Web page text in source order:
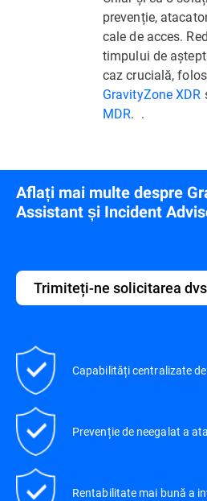
prevenție,
cale de acces.
timpului de
caz crucială,
GravityZone XDR
MDR. .
Aflați mai multe despre
Assistant și Incident
Trimiteți-ne solicitarea
Capabilități centralizate
Prevenție de neegalat a
Rentabilitate mai bună a